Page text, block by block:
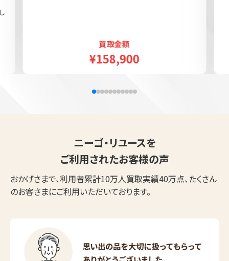
買取金額
¥158,900
ニーゴ・リユースを
ご利用されたお客様の声
おかげさまで、利用者累計10万人買取実績40万点、たくさん
のお客さまにご利用いただいております。